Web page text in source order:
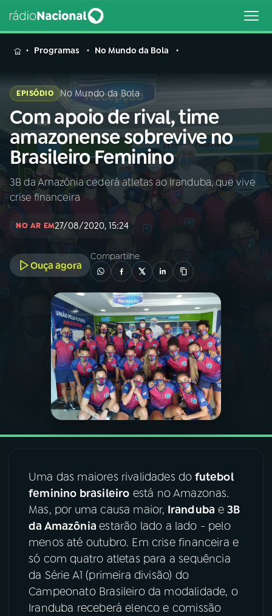
MENU
Buscar
na
Rádio
Nacional
Buscar
AO VIVO
INÍCIO
A RÁDIO
PROGRAMAÇÃO
PROGRAMAS
PODCASTS
VIDEOCASTS
ACOMPANHE A RÁDIO NACIONAL
Instagram X
Programas No Mundo da Bola
EPISÓDIO No Mundo da Bola
Com apoio de rival, time
amazonense sobrevive no
Brasileiro Feminino
3B da Amazônia cederá atletas ao Iranduba, que vive
crise financeira
NO AR EM27/08/2020, 15:24
Ouça agora
Compartilhe
Uma das maiores rivalidades do futebol
feminino brasileiro está no Amazonas.
Mas, por uma causa maior, Iranduba e 3B
da Amazôniaestarão lado a lado - pelo
menos até outubro. Em crise financeira e
só com quatro atletas para a sequência
da Série A1 (primeira divisão) do
Campeonato Brasileiro da modalidade, o
Iranduba receberá elenco e comissão